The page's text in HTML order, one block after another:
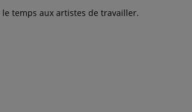
temps aux artistes de travailler.